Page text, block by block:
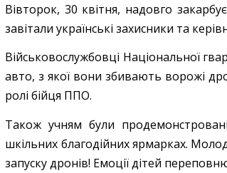
Вівторок, 30 квітня, надовго
завітали українські захисники та
Військовослужбовці Національної
авто, з якої вони збивають ворожі
ролі бійця ППО.
Також учням були
шкільних благодійних ярмарках.
запуску дронів! Емоції дітей